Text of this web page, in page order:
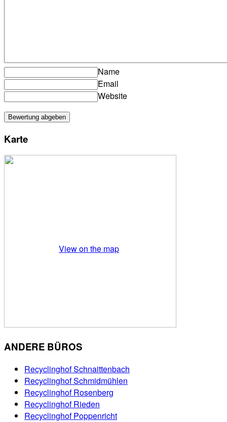
Name
Email
Website
Karte
View on the map
ANDERE BÜROS
Recyclinghof Schnaittenbach
Recyclinghof Schmidmühlen
Recyclinghof Rosenberg
Recyclinghof Rieden
Recyclinghof Poppenricht